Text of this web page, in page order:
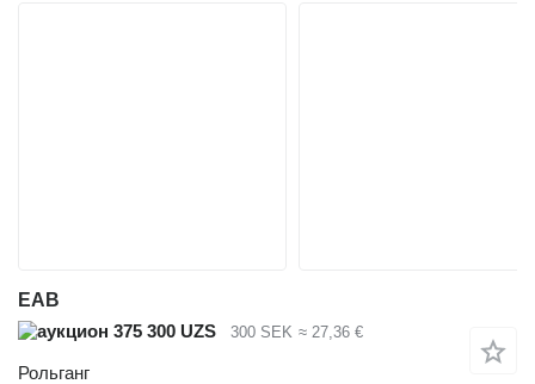
EAB
375 300 UZS
300 SEK ≈ 27,36 €
Рольганг